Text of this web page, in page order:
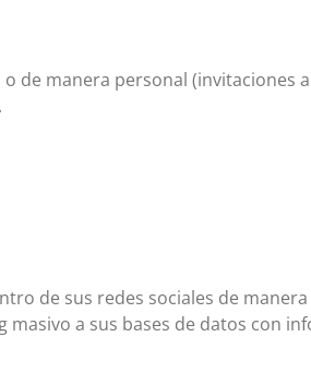
de manera personal (invitaciones
de sus redes sociales de
a sus bases de datos con